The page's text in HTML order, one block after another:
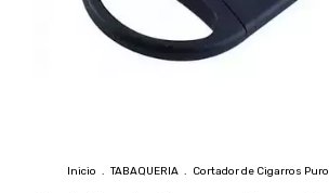
Inicio . TABAQUERIA . Cortador de Cigarros